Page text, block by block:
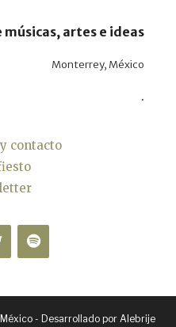
músicas, artes e ideas
Monterrey, México
.
contacto
- Desarrollado por Alebrije